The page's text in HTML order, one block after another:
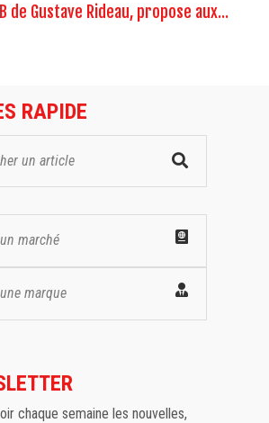
de Gustave Rideau, propose aux...
RAPIDE
marché
marque
chaque semaine les nouvelles,